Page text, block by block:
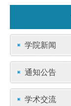
学院新闻
通知公告
学术交流